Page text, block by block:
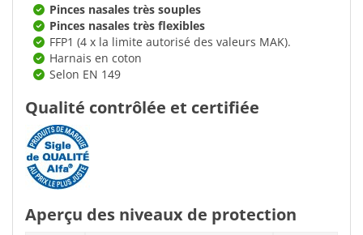
Pinces nasales très souples
Pinces nasales très flexibles
FFP1 (4 x la limite autorisé des valeurs MAK).
Harnais en coton
Selon EN 149
Qualité contrôlée et certifiée
Aperçu des niveaux de protection